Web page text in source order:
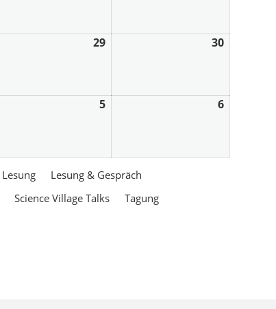
29 30
5 6
Lesung
Lesung & Gespräch
Science Village Talks
Tagung